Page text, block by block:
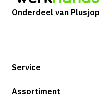
Onderdeel van Plusjop
Service
Betalingsmogelijkheden
Assortiment